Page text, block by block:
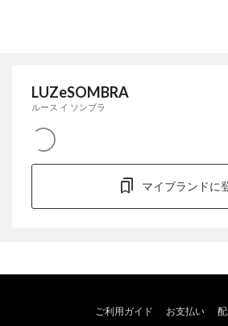
LUZeSOMBRA
ルース イ ソンブラ
マイブランドに
ご利用ガイド お支払い